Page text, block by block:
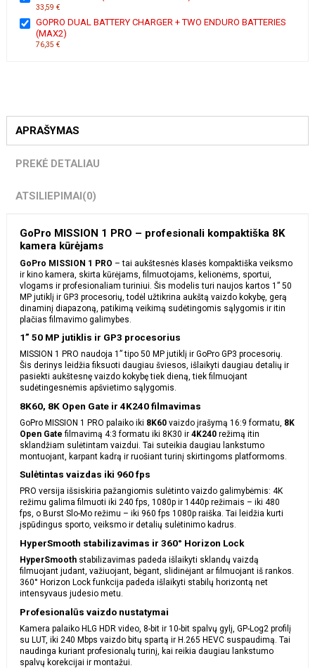
33,59 €
GOPRO DUAL BATTERY CHARGER + TWO ENDURO BATTERIES
(MAX2)
76,35 €
APRAŠYMAS
PREKĖ DETALIAU
ATSILIEPIMAI(0)
GoPro MISSION 1 PRO – profesionali kompaktiška 8K
kamera kūrėjams
GoPro MISSION 1 PRO – tai aukštesnės klasės kompaktiška veiksmo
ir kino kamera, skirta kūrėjams, filmuotojams, kelionėms, sportui,
vlogams ir profesionaliam turiniui. Šis modelis turi naujos kartos 1” 50
MP jutiklį ir GP3 procesorių, todėl užtikrina aukštą vaizdo kokybę, gerą
dinaminį diapazoną, patikimą veikimą sudėtingomis sąlygomis ir itin
plačias filmavimo galimybes.
1” 50 MP jutiklis ir GP3 procesorius
MISSION 1 PRO naudoja 1” tipo 50 MP jutiklį ir GoPro GP3 procesorių.
Šis derinys leidžia fiksuoti daugiau šviesos, išlaikyti daugiau detalių ir
pasiekti aukštesnę vaizdo kokybę tiek dieną, tiek filmuojant
sudėtingesnėmis apšvietimo sąlygomis.
8K60, 8K Open Gate ir 4K240 filmavimas
GoPro MISSION 1 PRO palaiko iki 8K60 vaizdo įrašymą 16:9 formatu, 8K
Open Gate filmavimą 4:3 formatu iki 8K30 ir 4K240 režimą itin
sklandžiam sulėtintam vaizdui. Tai suteikia daugiau lankstumo
montuojant, karpant kadrą ir ruošiant turinį skirtingoms platformoms.
Sulėtintas vaizdas iki 960 fps
PRO versija išsiskiria pažangiomis sulėtinto vaizdo galimybėmis: 4K
režimu galima filmuoti iki 240 fps, 1080p ir 1440p režimais – iki 480
fps, o Burst Slo-Mo režimu – iki 960 fps 1080p raiška. Tai leidžia kurti
įspūdingus sporto, veiksmo ir detalių sulėtinimo kadrus.
HyperSmooth stabilizavimas ir 360° Horizon Lock
HyperSmooth stabilizavimas padeda išlaikyti sklandų vaizdą
filmuojant judant, važiuojant, bėgant, slidinėjant ar filmuojant iš rankos.
360° Horizon Lock funkcija padeda išlaikyti stabilų horizontą net
intensyvaus judesio metu.
Profesionalūs vaizdo nustatymai
Kamera palaiko HLG HDR video, 8-bit ir 10-bit spalvų gylį, GP-Log2 profilį
su LUT, iki 240 Mbps vaizdo bitų spartą ir H.265 HEVC suspaudimą. Tai
naudinga kuriant profesionalų turinį, kai reikia daugiau lankstumo
spalvų korekcijai ir montažui.